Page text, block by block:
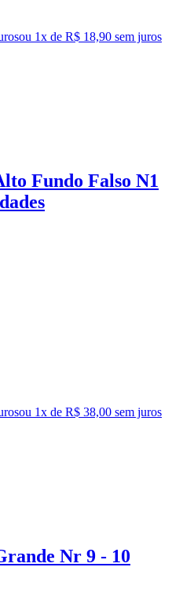
ou 1x de R$ 18,90 sem juros
Fundo Falso N1
ou 1x de R$ 38,00 sem juros
Nr 9 - 10